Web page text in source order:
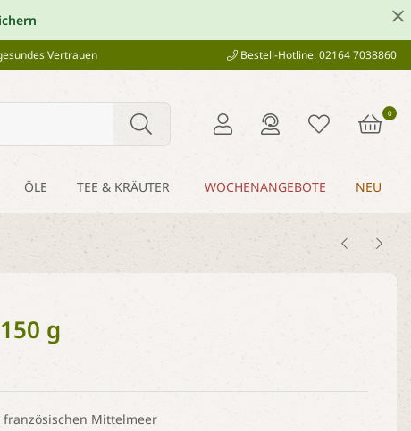
Vertrauen Bestell-Hotline: 02164 7038860
ÖLE TEE & KRÄUTER WOCHENANGEBOTE NEU
0
g
Mittelmeer